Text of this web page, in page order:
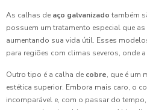
As calhas de aço galvanizado também
possuem um tratamento especial que
aumentando sua vida útil. Esses
para regiões com climas severos, onde
Outro tipo é a calha de cobre, que é um
estética superior. Embora mais caro, o
incomparável e, com o passar do